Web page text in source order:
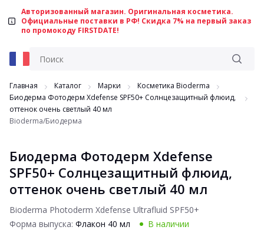
Авторизованный магазин. Оригинальная косметика.
Официальные поставки в РФ! Скидка 7% на первый заказ
по промокоду FIRSTDATE!
Главная Каталог Марки
Косметика Bioderma
Биодерма Фотодерм Xdefense SPF50+ Солнцезащитный флюид,
оттенок очень светлый 40 мл
Bioderma/Биодерма
Биодерма Фотодерм Xdefense
SPF50+ Солнцезащитный флюид,
оттенок очень светлый 40 мл
Bioderma Photoderm Xdefense Ultrafluid SPF50+
Форма выпуска: Флакон 40 мл В наличии